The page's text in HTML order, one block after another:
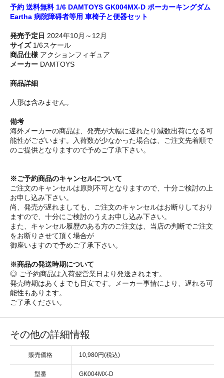
予約 送料無料 1/6 DAMTOYS GK004MX-D ポーカーキングダム
Eartha 病院障碍者等用 車椅子と便器セット
発売予定日 2024年10月～12月
サイズ1/6スケール
商品仕様 アクションフィギュア
メーカー DAMTOYS
商品詳細
人形は含みません。
備考
海外メーカーの商品は、発売が大幅に遅れたり減数出荷になる可
能性がございます。入荷数が少なかった場合は、ご注文先着順で
のご提供となりますので予めご了承下さい。
※ご予約商品のキャンセルについて
ご注文のキャンセルは原則不可となりますので、十分ご検討の上
お申し込み下さい。
尚、発売が遅れましても、ご注文のキャンセルはお断りしており
ますので、十分にご検討のうえお申し込み下さい。
また、キャンセル履歴のある方のご注文は、当店の判断でご注文
をお断りさせて頂く場合が
御座いますので予めご了承下さい。
※商品の発送時期について
◎ ご予約商品は入荷翌営業日より発送されます。
発売時期はあくまでも目安です。メーカー事情により、遅れる可
能性もあります。
ご了承ください。
その他の詳細情報
販売価格 10,980円(税込)
型番 GK004MX-D